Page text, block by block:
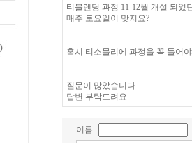
티블렌딩 과정 11-12월 개설 되었
매주 토요일이 맞지요?
혹시 티소믈리에 과정을 꼭 들어
질문이 많았습니다.
답변 부탁드려요
이름